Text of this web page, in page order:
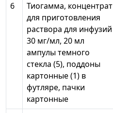
6
Тиогамма, концентрат
для приготовления
раствора для инфузий
30 мг/мл, 20 мл
ампулы темного
стекла (5), поддоны
картонные (1) в
футляре, пачки
картонные